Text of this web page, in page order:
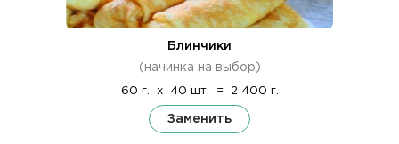
Блинчики
(начинка на выбор)
60 г. x 40 шт. = 2 400 г.
Заменить